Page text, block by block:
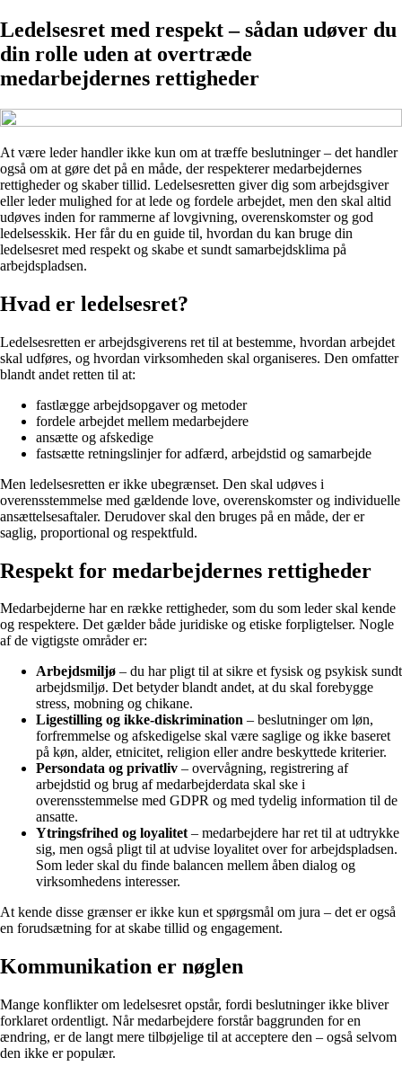
Ledelsesret med respekt – sådan udøver du
din rolle uden at overtræde
medarbejdernes rettigheder
At være leder handler ikke kun om at træffe beslutninger – det handler
også om at gøre det på en måde, der respekterer medarbejdernes
rettigheder og skaber tillid. Ledelsesretten giver dig som arbejdsgiver
eller leder mulighed for at lede og fordele arbejdet, men den skal altid
udøves inden for rammerne af lovgivning, overenskomster og god
ledelsesskik. Her får du en guide til, hvordan du kan bruge din
ledelsesret med respekt og skabe et sundt samarbejdsklima på
arbejdspladsen.
Hvad er ledelsesret?
Ledelsesretten er arbejdsgiverens ret til at bestemme, hvordan arbejdet
skal udføres, og hvordan virksomheden skal organiseres. Den omfatter
blandt andet retten til at:
fastlægge arbejdsopgaver og metoder
fordele arbejdet mellem medarbejdere
ansætte og afskedige
fastsætte retningslinjer for adfærd, arbejdstid og samarbejde
Men ledelsesretten er ikke ubegrænset. Den skal udøves i
overensstemmelse med gældende love, overenskomster og individuelle
ansættelsesaftaler. Derudover skal den bruges på en måde, der er
saglig, proportional og respektfuld.
Respekt for medarbejdernes rettigheder
Medarbejderne har en række rettigheder, som du som leder skal kende
og respektere. Det gælder både juridiske og etiske forpligtelser. Nogle
af de vigtigste områder er:
Arbejdsmiljø – du har pligt til at sikre et fysisk og psykisk sundt
arbejdsmiljø. Det betyder blandt andet, at du skal forebygge
stress, mobning og chikane.
Ligestilling og ikke-diskrimination – beslutninger om løn,
forfremmelse og afskedigelse skal være saglige og ikke baseret
på køn, alder, etnicitet, religion eller andre beskyttede kriterier.
Persondata og privatliv – overvågning, registrering af
arbejdstid og brug af medarbejderdata skal ske i
overensstemmelse med GDPR og med tydelig information til de
ansatte.
Ytringsfrihed og loyalitet– medarbejdere har ret til at udtrykke
sig, men også pligt til at udvise loyalitet over for arbejdspladsen.
Som leder skal du finde balancen mellem åben dialog og
virksomhedens interesser.
At kende disse grænser er ikke kun et spørgsmål om jura – det er også
en forudsætning for at skabe tillid og engagement.
Kommunikation er nøglen
Mange konflikter om ledelsesret opstår, fordi beslutninger ikke bliver
forklaret ordentligt. Når medarbejdere forstår baggrunden for en
ændring, er de langt mere tilbøjelige til at acceptere den – også selvom
den ikke er populær.